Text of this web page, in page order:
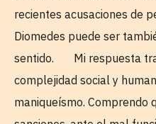
recientes acusaciones de
Diomedes puede ser
sentido. Mi respuesta
complejidad social y
maniqueísmo. Comprendo